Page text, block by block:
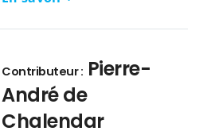
Contributeur : Pierre-
André de
Chalendar